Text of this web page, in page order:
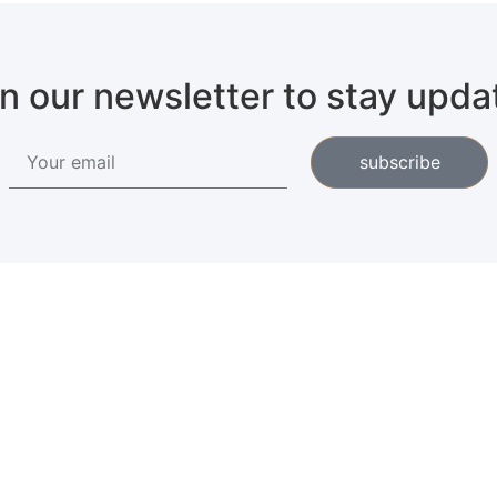
our newsletter to stay
subscribe